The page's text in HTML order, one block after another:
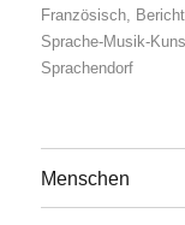
Französisch,
Sprache-Musik-
Sprachendorf
Menschen